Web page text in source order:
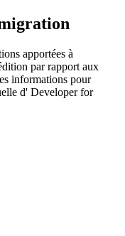
apportées à
par rapport aux
informations pour
d' Developer for